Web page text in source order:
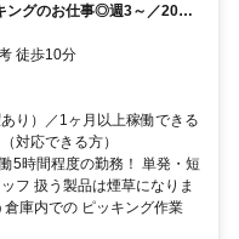
ングのお仕事◎週3～／20～
子駅 最寄駅備考 徒歩10分
り）／1ヶ月以上稼働できる
対応できる方）
5時間程度の勤務！ 単発・短
フ 扱う製品は煙草になりま
庫内での ピッキング作業